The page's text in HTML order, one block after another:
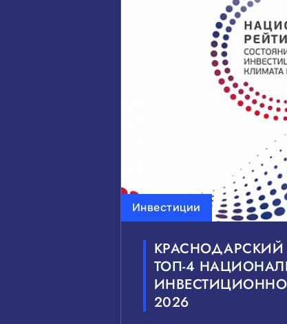
Инвестиции
ТОП‑4
2026